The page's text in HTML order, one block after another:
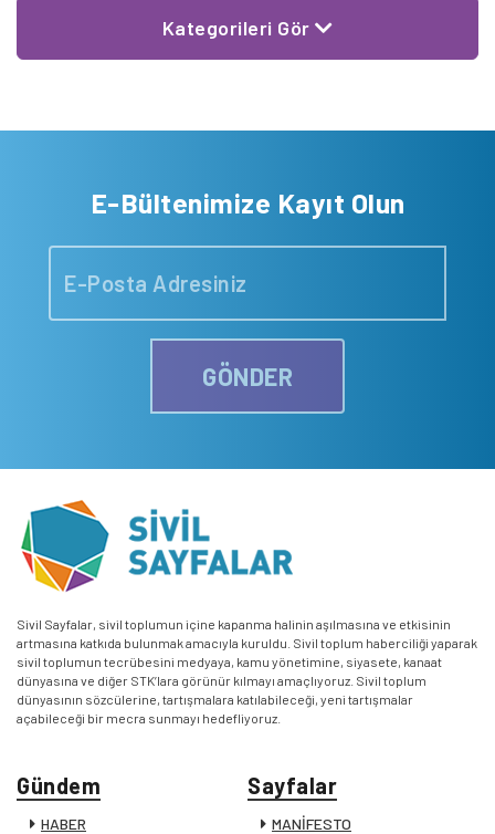
Kategorileri Gör
E-Bültenimize Kayıt Olun
GÖNDER
Sivil Sayfalar, sivil toplumun içine kapanma halinin aşılmasına ve etkisinin
artmasına katkıda bulunmak amacıyla kuruldu. Sivil toplum haberciliği yaparak
sivil toplumun tecrübesini medyaya, kamu yönetimine, siyasete, kanaat
dünyasına ve diğer STK’lara görünür kılmayı amaçlıyoruz. Sivil toplum
dünyasının sözcülerine, tartışmalara katılabileceği, yeni tartışmalar
açabileceği bir mecra sunmayı hedefliyoruz.
Gündem
HABER
Sayfalar
MANİFESTO